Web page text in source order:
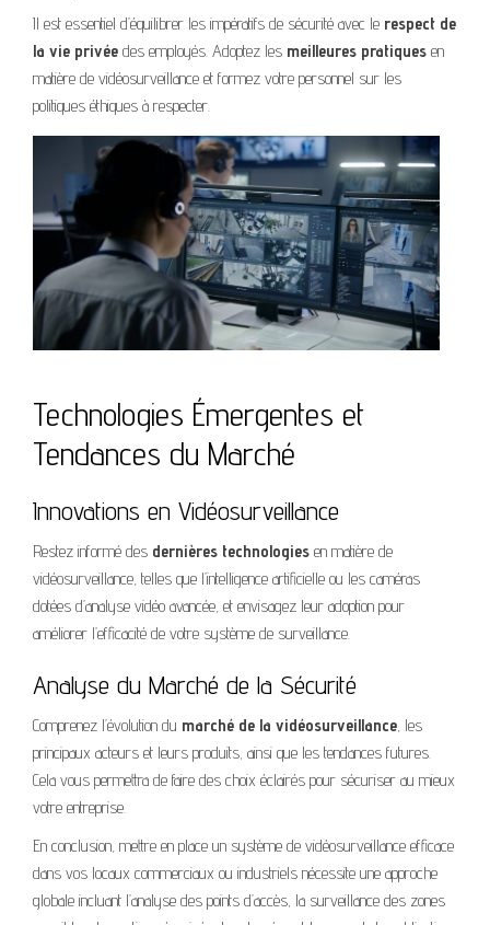
Il est essentiel d’équilibrer les impératifs de sécurité avec le respect de
la vie privée des employés. Adoptez les meilleures pratiques en
matière de vidéosurveillance et formez votre personnel sur les
politiques éthiques à respecter.
Technologies Émergentes et
Tendances du Marché
Innovations en Vidéosurveillance
Restez informé des dernières technologies en matière de
vidéosurveillance, telles que l’intelligence artificielle ou les caméras
dotées d’analyse vidéo avancée, et envisagez leur adoption pour
améliorer l’efficacité de votre système de surveillance.
Analyse du Marché de la Sécurité
Comprenez l’évolution du marché de la vidéosurveillance, les
principaux acteurs et leurs produits, ainsi que les tendances futures.
Cela vous permettra de faire des choix éclairés pour sécuriser au mieux
votre entreprise.
En conclusion, mettre en place un système de vidéosurveillance efficace
dans vos locaux commerciaux ou industriels nécessite une approche
globale incluant l’analyse des points d’accès, la surveillance des zones